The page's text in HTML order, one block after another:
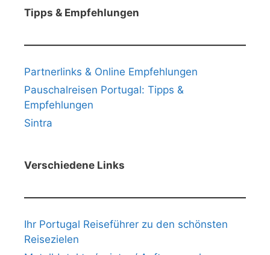
Tipps & Empfehlungen
Partnerlinks & Online Empfehlungen
Pauschalreisen Portugal: Tipps &
Empfehlungen
Sintra
Verschiedene Links
Ihr Portugal Reiseführer zu den schönsten
Reisezielen